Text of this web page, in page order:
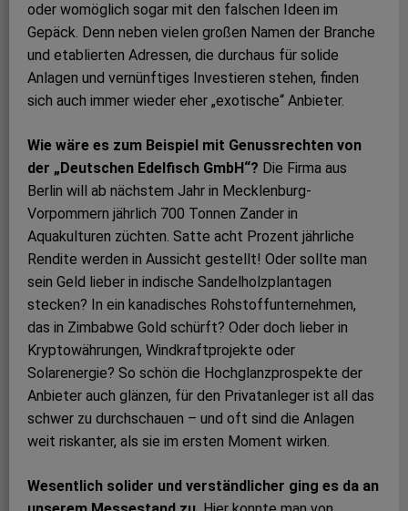
oder womöglich sogar mit den falschen Ideen im
Gepäck. Denn neben vielen großen Namen der Branche
und etablierten Adressen, die durchaus für solide
Anlagen und vernünftiges Investieren stehen, finden
sich auch immer wieder eher „exotische“ Anbieter.
Wie wäre es zum Beispiel mit Genussrechten von
der „Deutschen Edelfisch GmbH“? Die Firma aus
Berlin will ab nächstem Jahr in Mecklenburg-
Vorpommern jährlich 700 Tonnen Zander in
Aquakulturen züchten. Satte acht Prozent jährliche
Rendite werden in Aussicht gestellt! Oder sollte man
sein Geld lieber in indische Sandelholzplantagen
stecken? In ein kanadisches Rohstoffunternehmen,
das in Zimbabwe Gold schürft? Oder doch lieber in
Kryptowährungen, Windkraftprojekte oder
Solarenergie? So schön die Hochglanzprospekte der
Anbieter auch glänzen, für den Privatanleger ist all das
schwer zu durchschauen – und oft sind die Anlagen
weit riskanter, als sie im ersten Moment wirken.
Wesentlich solider und verständlicher ging es da an